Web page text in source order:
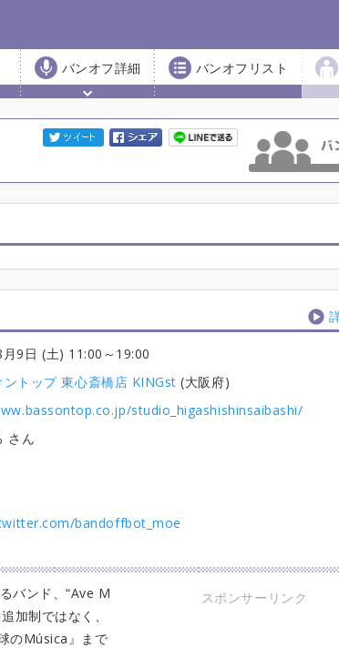
バンオフ詳細 バンオフリスト
9日 (土) 11:00 ～19:00
ントップ 東心斎橋店 KINGst (大阪府)
studio_higashishinsaibashi/
さん
bandoffbot_moe
スポンサーリンク
バンド、“Ave M
加制ではなく、
のMúsica』まで